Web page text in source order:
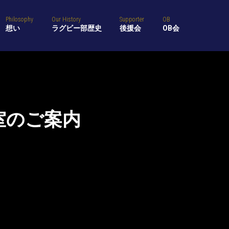
Philosophy
想い
Our History
ラグビー部歴史
Supporter
後援会
OB
OB会
ご案内